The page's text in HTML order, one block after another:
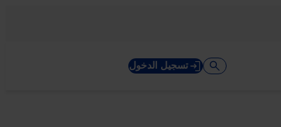
تسجيل الدخول